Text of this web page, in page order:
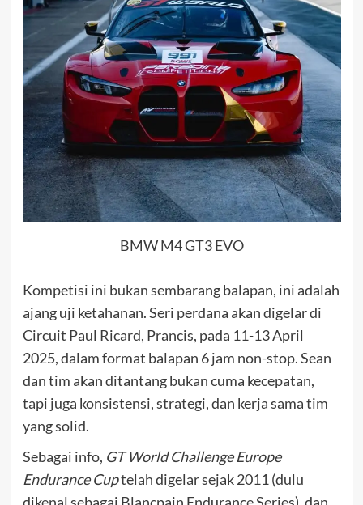
BMW M4 GT3 EVO
Kompetisi ini bukan sembarang balapan, ini adalah
ajang uji ketahanan. Seri perdana akan digelar di
Circuit Paul Ricard, Prancis, pada 11-13 April
2025, dalam format balapan 6 jam non-stop. Sean
dan tim akan ditantang bukan cuma kecepatan,
tapi juga konsistensi, strategi, dan kerja sama tim
yang solid.
Sebagai info, GT World Challenge Europe
Endurance Cuptelah digelar sejak 2011 (dulu